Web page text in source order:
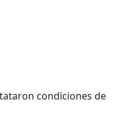
condiciones de